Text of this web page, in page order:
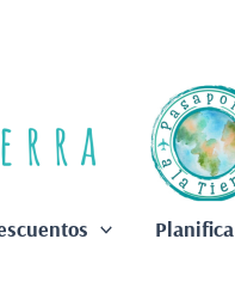
Planifica